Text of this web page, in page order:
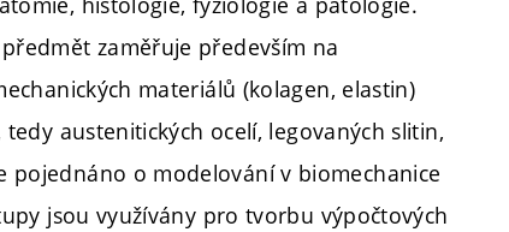
zaměřuje především na
materiálů (kolagen, elastin)
austenitických ocelí, legovaných slitin,
pojednáno o modelování v biomechanice
jsou využívány pro tvorbu výpočtových